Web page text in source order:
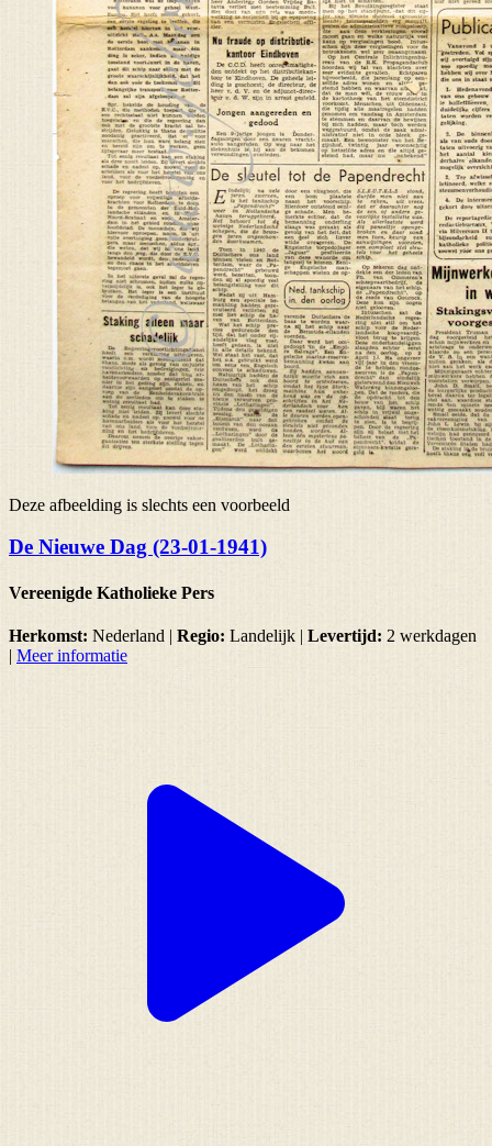
Deze afbeelding is slechts een voorbeeld
De Nieuwe Dag (23-01-1941)
Vereenigde Katholieke Pers
Herkomst: Nederland | Regio: Landelijk | Levertijd: 2 werkdagen
| Meer informatie